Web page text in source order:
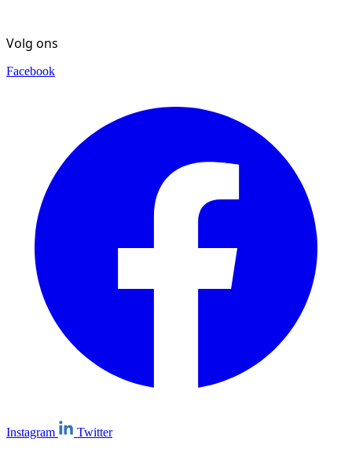
Volg ons
Facebook
Instagram Twitter